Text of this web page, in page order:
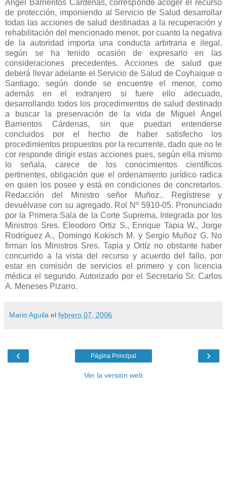
Ángel Barrientos Cárdenas, corresponde acoger el recurso
de protección, imponiendo al Servicio de Salud desarrollar
todas las acciones de salud destinadas a la recuperación y
rehabilitación del mencionado menor, por cuanto la negativa
de la autoridad importa una conducta arbitraria e ilegal,
según se ha tenido ocasión de expresarlo en las
consideraciones precedentes. Acciones de salud que
deberá llevar adelante el Servicio de Salud de Coyhaique o
Santiago, según donde se encuentre el menor, como
además en el extranjero si fuere ello adecuado,
desarrollando todos los procedimientos de salud destinado
a buscar la preservación de la vida de Miguel Ángel
Barrientos Cárdenas, sin que puedan entenderse
concluidos por el hecho de haber satisfecho los
procedimientos propuestos por la recurrente, dado que no le
cor responde dirigir estas acciones pues, según ella mismo
lo señala, carece de los conocimientos científicos
pertinentes, obligación que el ordenamiento jurídico radica
en quien los posee y está en condiciones de concretarlos.
Redacción del Ministro señor Muñoz.. Regístrese y
devuélvase con su agregado. Rol Nº 5910-05. Pronunciado
por la Primera Sala de la Corte Suprema, Integrada por los
Ministros Sres. Eleodoro Ortiz S., Enrique Tapia W., Jorge
Rodríguez A., Domingo Kokisch M. y Sergio Muñoz G. No
firman los Ministros Sres. Tapia y Ortíz no obstante haber
concurrido a la vista del recurso y acuerdo del fallo, por
estar en comisión de servicios el primero y con licencia
médica el segundo. Autorizado por el Secretario Sr. Carlos
A. Meneses Pizarro.
Mario Aguila el febrero 07, 2006
‹ ›
Página Principal
Ver la versión web